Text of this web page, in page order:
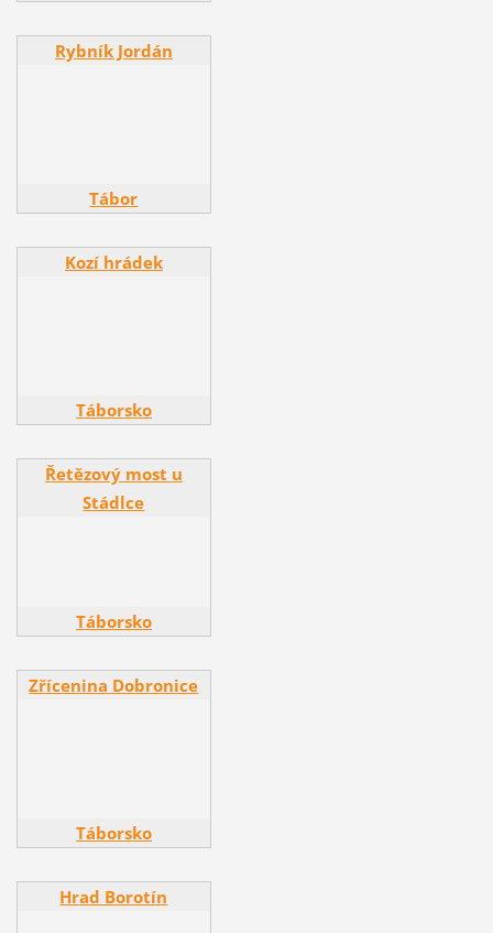
Rybník Jordán
Rybník Jordán
Tábor
Kozí hrádek
Kozí hrádek
Táborsko
Řetězový most u
Stádlce
Řetězový most u
Stádlce
Táborsko
Zřícenina Dobronice
Zřícenina Dobronice
Táborsko
Hrad Borotín
Hrad Borotín